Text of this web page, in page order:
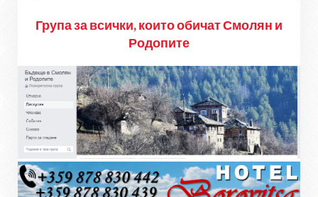
Група за всички, които обичат Смолян и
Родопите